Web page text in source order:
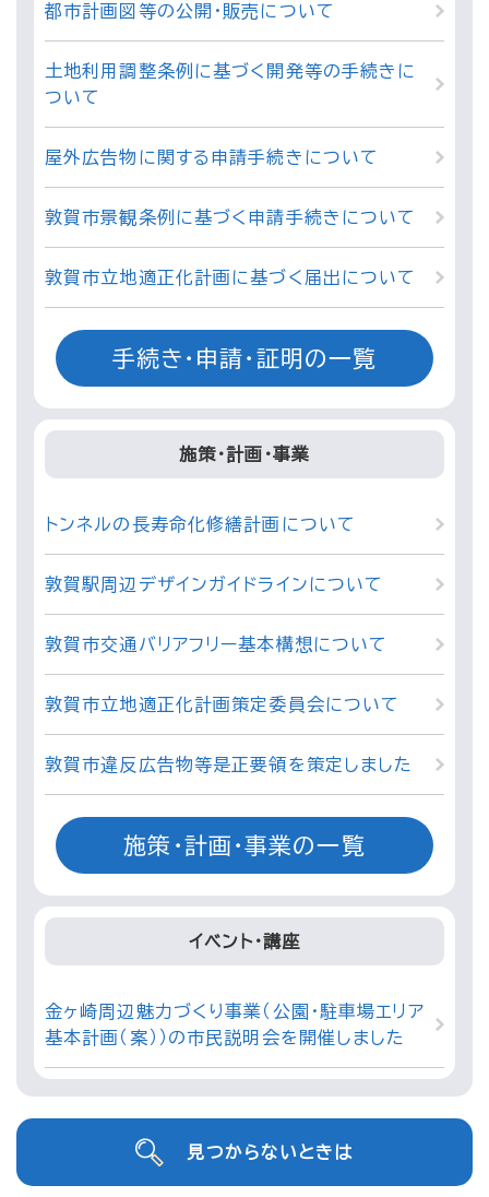
都市計画図等の公開・販売について
土地利用調整条例に基づく開発等の手続きに
ついて
屋外広告物に関する申請手続きについて
敦賀市景観条例に基づく申請手続きについて
敦賀市立地適正化計画に基づく届出について
手続き・申請・証明の一覧
施策・計画・事業
トンネルの長寿命化修繕計画について
敦賀駅周辺デザインガイドラインについて
敦賀市交通バリアフリー基本構想について
敦賀市立地適正化計画策定委員会について
敦賀市違反広告物等是正要領を策定しました
施策・計画・事業の一覧
イベント・講座
金ヶ崎周辺魅力づくり事業（公園・駐車場エリア
基本計画（案））の市民説明会を開催しました
見つからないときは